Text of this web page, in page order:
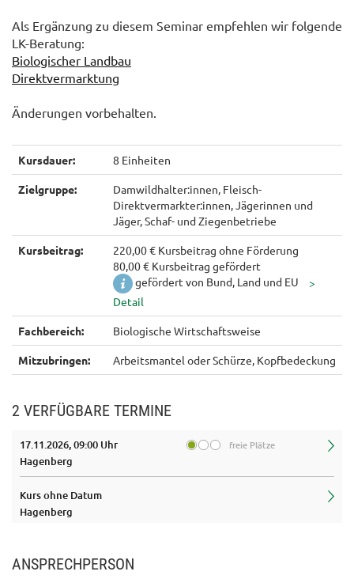
Als Ergänzung zu diesem Seminar empfehlen wir folgende
LK-Beratung:
Biologischer Landbau
Direktvermarktung
Änderungen vorbehalten.
Kursdauer: 8 Einheiten
Zielgruppe:
Damwildhalter:innen, Fleisch-
Direktvermarkter:innen, Jägerinnen und
Jäger, Schaf- und Ziegenbetriebe
Kursbeitrag:
220,00 € Kursbeitrag ohne Förderung
80,00 € Kursbeitrag gefördert
gefördert von Bund, Land und EU
Fachbereich: Biologische Wirtschaftsweise
Mitzubringen: Arbeitsmantel oder Schürze, Kopfbedeckung
2 VERFÜGBARE TERMINE
17.11.2026, 09:00 Uhr freie Plätze
Hagenberg
Kurs ohne Datum
Hagenberg
ANSPRECHPERSON